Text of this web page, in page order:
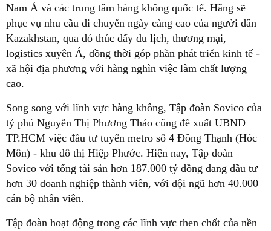
Nam Á và các trung tâm hàng không quốc tế. Hãng sẽ
phục vụ nhu cầu di chuyển ngày càng cao của người dân
Kazakhstan, qua đó thúc đẩy du lịch, thương mại,
logistics xuyên Á, đồng thời góp phần phát triển kinh tế -
xã hội địa phương với hàng nghìn việc làm chất lượng
cao.
Song song với lĩnh vực hàng không, Tập đoàn Sovico của
tỷ phú Nguyễn Thị Phương Thảo cũng đề xuất UBND
TP.HCM việc đầu tư tuyến metro số 4 Đông Thạnh (Hóc
Môn) - khu đô thị Hiệp Phước. Hiện nay, Tập đoàn
Sovico với tổng tài sản hơn 187.000 tỷ đồng đang đầu tư
hơn 30 doanh nghiệp thành viên, với đội ngũ hơn 40.000
cán bộ nhân viên.
Tập đoàn hoạt động trong các lĩnh vực then chốt của nền